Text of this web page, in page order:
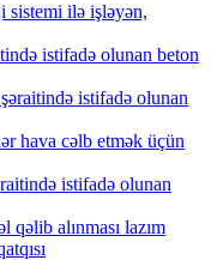
sistemi ilə işləyən,
istifadə olunan beton
istifadə olunan
hava cəlb etmək üçün
istifadə olunan
alınması lazım